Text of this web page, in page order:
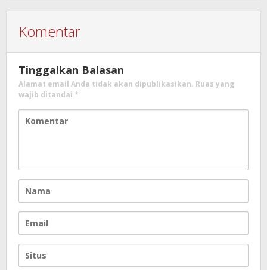
Komentar
Tinggalkan Balasan
Alamat email Anda tidak akan dipublikasikan. Ruas yang
wajib ditandai *